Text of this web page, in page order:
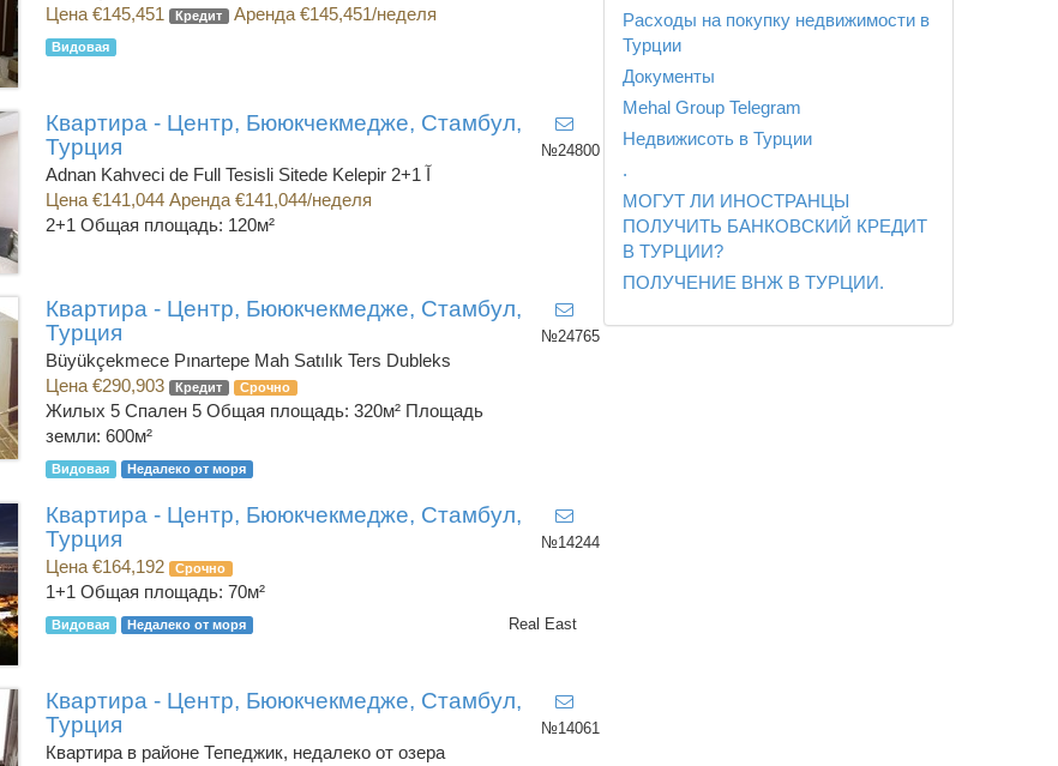
Цена €145,451
Кредит Аренда €145,451/неделя
Видовая
Квартира - Центр, Бююкчекмедже, Стамбул,
Турция
Adnan Kahveci de Full Tesisli Sitede Kelepir 2+1 آ
Цена €141,044 Аренда €141,044/неделя
2+1 Общая площадь: 120м²
№24800
Квартира - Центр, Бююкчекмедже, Стамбул,
Турция
Büyükçekmece Pınartepe Mah Satılık Ters Dubleks
Цена €290,903
Кредит Срочно
Жилых 5 Спален 5 Общая площадь: 320м² Площадь
земли: 600м²
Видовая Недалеко от моря
№24765
Квартира - Центр, Бююкчекмедже, Стамбул,
Турция
Цена €164,192 Срочно
1+1 Общая площадь: 70м²
Видовая Недалеко от моря Real East
№14244
Квартира - Центр, Бююкчекмедже, Стамбул,
Турция
Квартира в районе Тепеджик, недалеко от озера
№14061
Расходы на покупку недвижимости в
Турции
Документы
Mehal Group Telegram
Недвижисоть в Турции
.
МОГУТ ЛИ ИНОСТРАНЦЫ
ПОЛУЧИТЬ БАНКОВСКИЙ КРЕДИТ
В ТУРЦИИ?
ПОЛУЧЕНИЕ ВНЖ В ТУРЦИИ.